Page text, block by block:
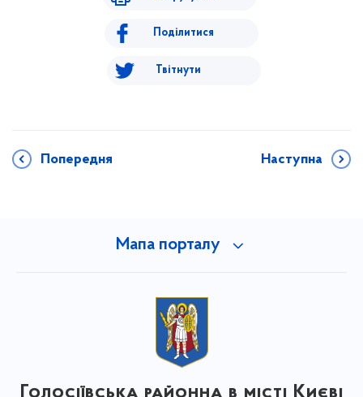
Поділитися
Твітнути
Попередня Наступна
Мапа порталу
Голосіївська районна в місті Києві